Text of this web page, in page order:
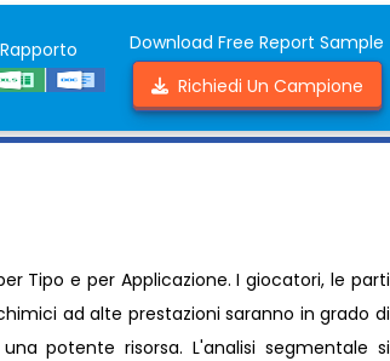
Download Free Report Sample
Richiedi Un Campione
Tipo e per Applicazione. I giocatori, le parti
ad alte prestazioni saranno in grado di
potente risorsa. L'analisi segmentale si